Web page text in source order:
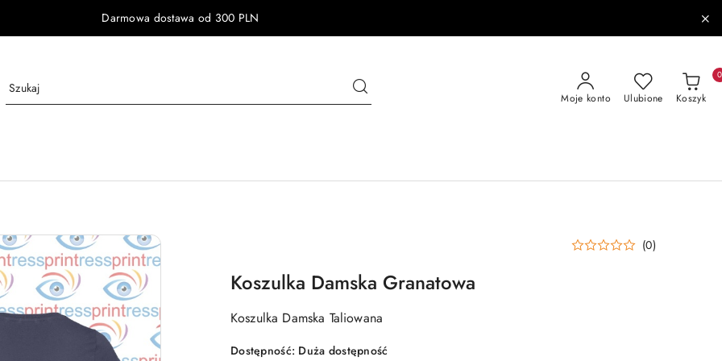
Darmowa dostawa od 300 PLN
Moje konto Ulubione Koszyk
0
(0)
Koszulka Damska Granatowa
Koszulka Damska Taliowana
Dostępność: Duża dostępność